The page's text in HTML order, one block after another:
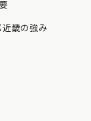
畿の強み